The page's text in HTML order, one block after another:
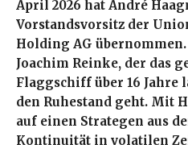
April 2026 hat André
Vorstandsvorsitz der
Holding AG
Joachim Reinke, der das
Flaggschiff über 16 Jahre
den Ruhestand geht. Mit
auf einen Strategen aus
Kontinuität in volatilen